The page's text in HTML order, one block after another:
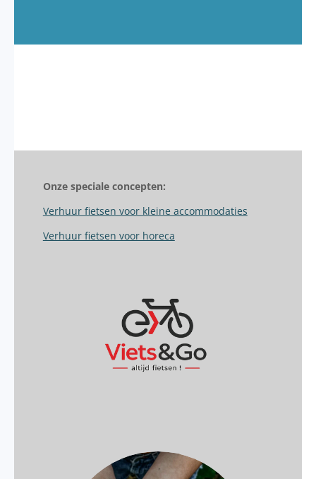
Onze speciale concepten:
Verhuur fietsen voor kleine accommodaties
Verhuur fietsen voor horeca